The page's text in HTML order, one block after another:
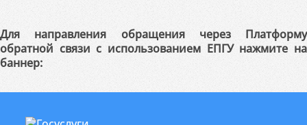
Для направления обращения через Платформу
обратной связи с использованием ЕПГУ нажмите на
баннер: